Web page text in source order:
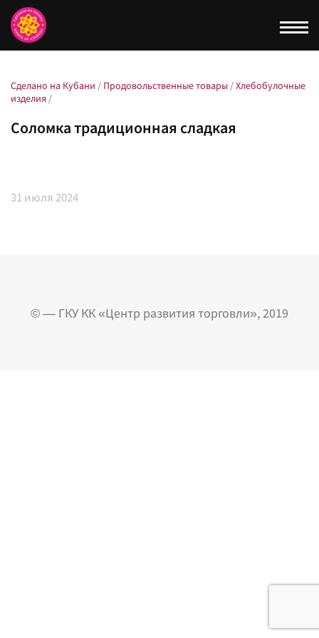
Сделано на Кубани / Продовольственные товары /Хлебобулочные
изделия /
Соломка традиционная сладкая
31июля 2024
© — ГКУ КК «Центр развития торговли», 2019